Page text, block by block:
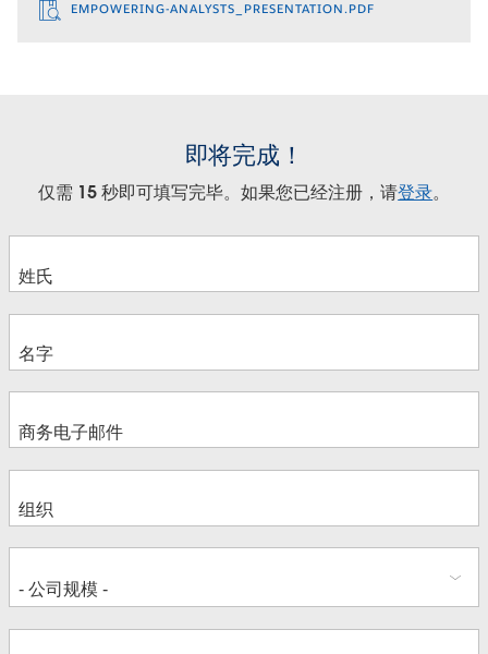
EMPOWERING-ANALYSTS_PRESENTATION.PDF
即将完成！
仅需 15 秒即可填写完毕。如果您已经注册，请登录。